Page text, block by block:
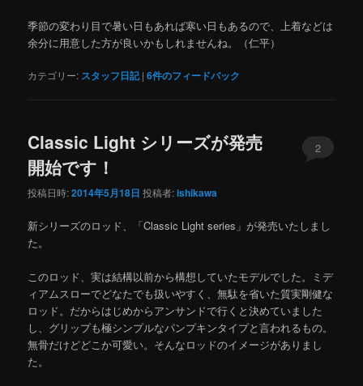
季節の変わり目で暑い日もあれば寒い日もあるので、上着などは
余分に用意した方が良いかもしれませんね。（仁平）
カテゴリー: スタッフ日記 |6件のフィードバック
Classic Light シリーズが発売
開始です！
投稿日時:2014年5月18日 投稿者:ishikawa
2
新シリーズのロッド、「Classic Light series」が発売いたしまし
た。
このロッド、実は結構以前から構想していたモデルでした。ミデ
ィアムスローでどなたでも扱いやすく、無駄を省いた質実剛健な
ロッド。だからはじめからアンサンドで行くと決めていました
し、グリップも極シンプルなパンプキンタイプと言われるもの。
無骨だけどどこか可愛い。そんなロッドのイメージがありまし
た。